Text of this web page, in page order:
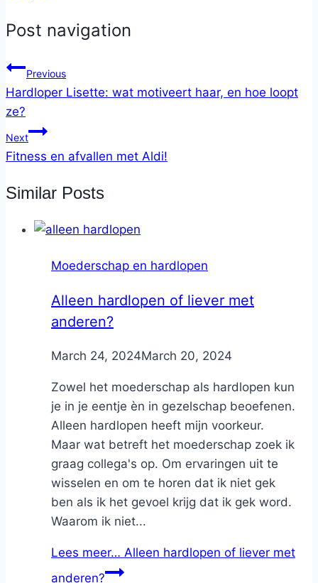
Post navigation
Previous
Hardloper Lisette: wat motiveert haar, en hoe loopt
ze?
Next
Fitness en afvallen met Aldi!
Similar Posts
Moederschap en hardlopen
Alleen hardlopen of liever met
anderen?
ByNicole
March 24, 2024March 20, 2024
Zowel het moederschap als hardlopen kun
je in je eentje èn in gezelschap beoefenen.
Alleen hardlopen heeft mijn voorkeur.
Maar wat betreft het moederschap zoek ik
graag collega's op. Om ervaringen uit te
wisselen en om te horen dat ik niet gek
ben als ik het gevoel krijg dat ik gek word.
Waarom ik niet...
Lees meer… Alleen hardlopen of liever met
anderen?